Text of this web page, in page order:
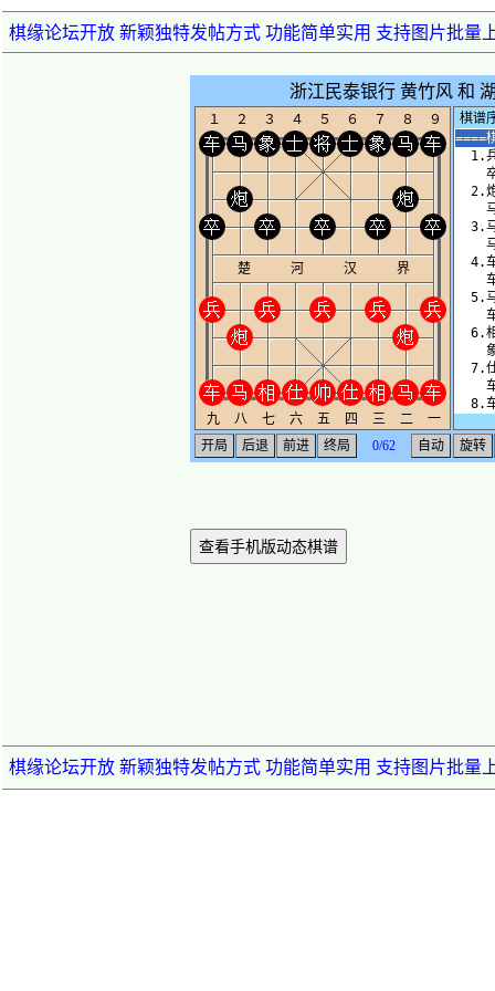
棋缘论坛开放 新颖独特发帖方式 功能简单实用 支持图片批量
查看手机版动态棋谱
棋缘论坛开放 新颖独特发帖方式 功能简单实用 支持图片批量